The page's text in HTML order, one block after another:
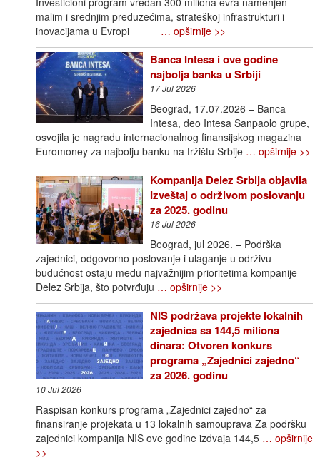
malim i srednjim preduzećima, strateškoj infrastrukturi i
inovacijama u Evropi … opširnije >>
Banca Intesa i ove godine
najbolja banka u Srbiji
17 Jul 2026
Beograd, 17.07.2026 – Banca
Intesa, deo Intesa Sanpaolo grupe,
osvojila je nagradu internacionalnog finansijskog magazina
Euromoney za najbolju banku na tržištu Srbije … opširnije >>
Kompanija Delez Srbija objavila
Izveštaj o održivom poslovanju
za 2025. godinu
16 Jul 2026
Beograd, jul 2026. – Podrška
zajednici, odgovorno poslovanje i ulaganje u održivu
budućnost ostaju među najvažnijim prioritetima kompanije
Delez Srbija, što potvrđuju … opširnije >>
NIS podržava projekte lokalnih
zajednica sa 144,5 miliona
dinara: Otvoren konkurs
programa „Zajednici zajedno“
za 2026. godinu
10 Jul 2026
Raspisan konkurs programa „Zajednici zajedno“ za
finansiranje projekata u 13 lokalnih samouprava Za podršku
zajednici kompanija NIS ove godine izdvaja 144,5 … opširnije
>>